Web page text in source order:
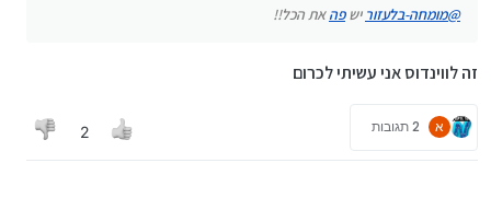
Ctrl+H
@מומחה-בלעזור ישפהאת הכל!!
זה לווינדוס אני עשיתי לכרום
א 2 תגובות 2